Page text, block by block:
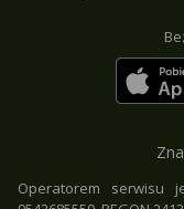
Operatorem serwisu